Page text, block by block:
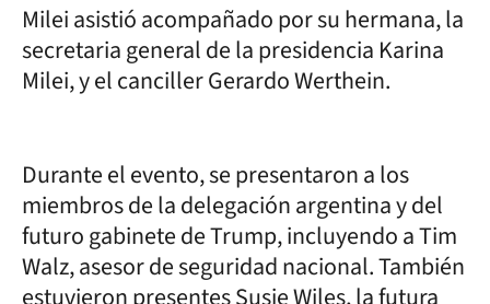
Milei asistió acompañado por su hermana, la
secretaria general de la presidencia Karina
Milei, y el canciller Gerardo Werthein.
Durante el evento, se presentaron a los
miembros de la delegación argentina y del
futuro gabinete de Trump, incluyendo a Tim
Walz, asesor de seguridad nacional. También